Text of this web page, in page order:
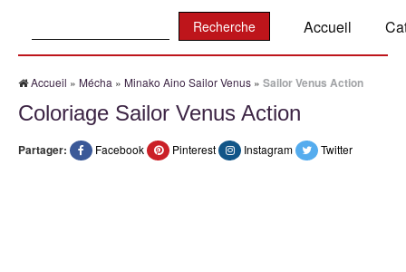
Accueil
Accueil » Mécha » Minako Aino Sailor Venus » Sailor Venus Action
Coloriage Sailor Venus Action
Partager: Facebook Pinterest Instagram Twitter